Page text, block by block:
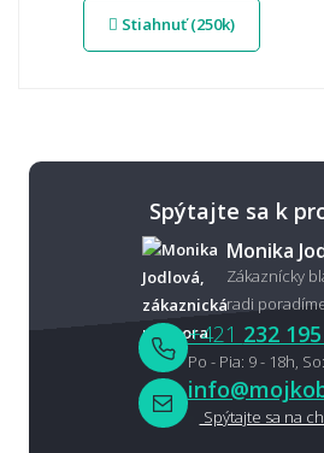
Stiahnuť (250k)
Spýtajte sa k
Monika
Zákaznícky
radi
+421 232
Po - Pia: 9 - 18h,
Spýtajte sa na